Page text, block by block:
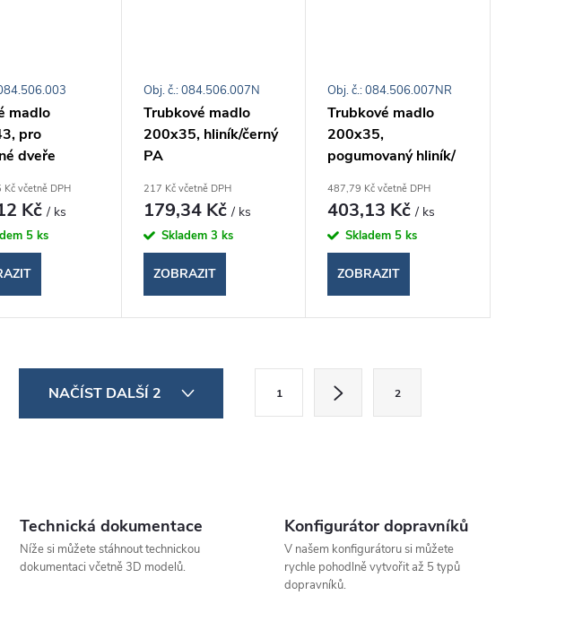
madlo
pro
dveře
včetně DPH
Kč/ ks
5 ks
Trubkové madlo
200x35, hliník/černý
PA
217 Kč včetně DPH
179,34 Kč/ ks
Skladem 3 ks
ZOBRAZIT
Obj. č.: 084.506.007N
Trubkové madlo
200x35,
pogumovaný hliník/
487,79 Kč včetně DPH
403,13 Kč/ ks
Skladem 5 ks
ZOBRAZIT
Obj. č.: 084.506.007NR
NAČÍST DALŠÍ 2 1 2
Technická dokumentace
Níže si můžete stáhnout technickou
dokumentaci včetně 3D modelů.
Konfigurátor dopravníků
V našem konfigurátoru si můžete
rychle pohodlně vytvořit až 5 typů
dopravníků.